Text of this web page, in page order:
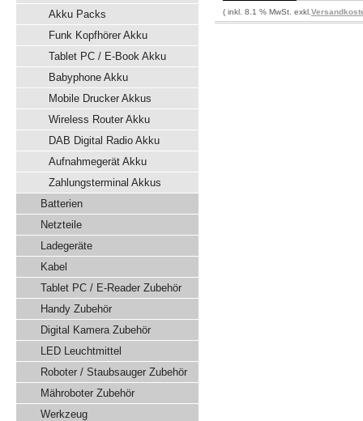
Akku Packs
Funk Kopfhörer Akku
Tablet PC / E-Book Akku
Babyphone Akku
Mobile Drucker Akkus
Wireless Router Akku
DAB Digital Radio Akku
Aufnahmegerät Akku
Zahlungsterminal Akkus
Batterien
Netzteile
Ladegeräte
Kabel
Tablet PC / E-Reader Zubehör
Handy Zubehör
Digital Kamera Zubehör
LED Leuchtmittel
Roboter / Staubsauger Zubehör
Mähroboter Zubehör
Werkzeug
( inkl. 8.1 % MwSt. exkl.